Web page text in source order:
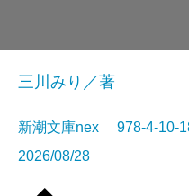
三川みり／著
新潮文庫nex 978-4-
2026/08/28